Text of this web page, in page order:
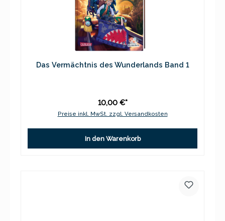
Das Vermächtnis des Wunderlands Band 1
10,00 €*
Preise inkl. MwSt. zzgl. Versandkosten
In den Warenkorb